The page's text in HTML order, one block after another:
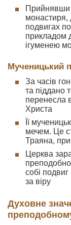
Прийнявши
монастиря,
подвигах
прикладом
ігуменею
Мученицький
За часів
та піддано
перенесла
Христа
Її
мечем. Це
Траяна,
Церква
собі
за віру
Духовне